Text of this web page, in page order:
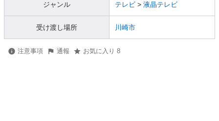
ジャンル テレビ > 液晶テレビ
受け渡し場所 川崎市
注意事項 通報 お気に入り 8